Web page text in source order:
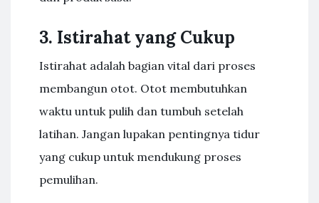
3. Istirahat yang Cukup
Istirahat adalah bagian vital dari proses
membangun otot. Otot membutuhkan
waktu untuk pulih dan tumbuh setelah
latihan. Jangan lupakan pentingnya tidur
yang cukup untuk mendukung proses
pemulihan.